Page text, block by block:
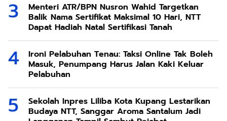
Menteri ATR/BPN Nusron Wahid Targetkan
Balik Nama Sertifikat Maksimal 10 Hari, NTT
Dapat Hadiah Natal Sertifikasi Tanah
Ironi Pelabuhan Tenau: Taksi Online Tak Boleh
Masuk, Penumpang Harus Jalan Kaki Keluar
Pelabuhan
Sekolah Inpres Liliba Kota Kupang Lestarikan
Budaya NTT, Sanggar Aroma Santalum Jadi